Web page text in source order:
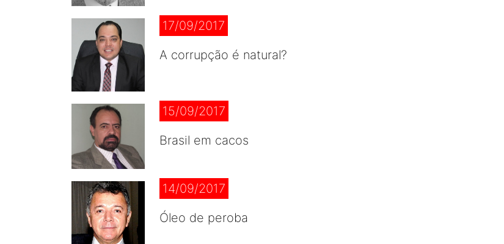
17/09/2017
A corrupção é natural?
15/09/2017
Brasil em cacos
14/09/2017
Óleo de peroba